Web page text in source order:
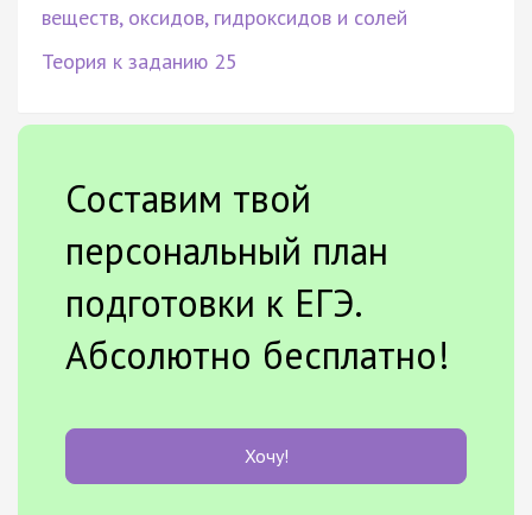
веществ, оксидов, гидроксидов и солей
Теория к заданию 25
Составим твой
персональный план
подготовки к ЕГЭ.
Абсолютно бесплатно!
Хочу!